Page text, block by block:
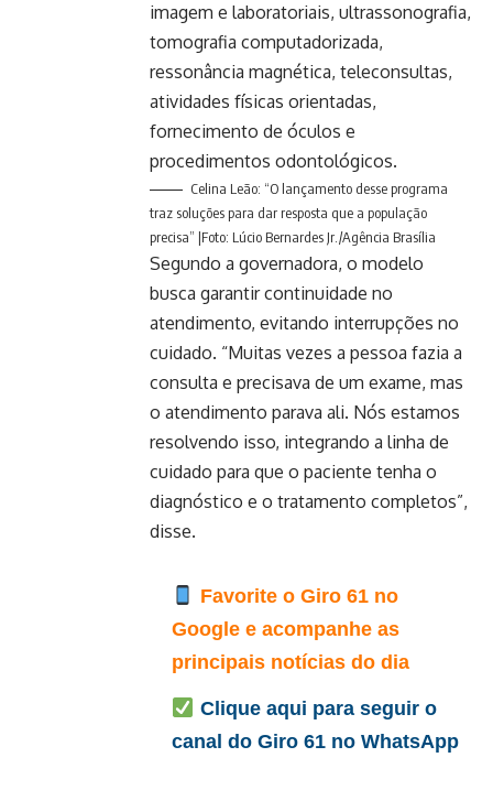
imagem e laboratoriais, ultrassonografia,
tomografia computadorizada,
ressonância magnética, teleconsultas,
atividades físicas orientadas,
fornecimento de óculos e
procedimentos odontológicos.
Celina Leão: “O lançamento desse programa
traz soluções para dar resposta que a população
precisa” |Foto: Lúcio Bernardes Jr./Agência Brasília
Segundo a governadora, o modelo
busca garantir continuidade no
atendimento, evitando interrupções no
cuidado. “Muitas vezes a pessoa fazia a
consulta e precisava de um exame, mas
o atendimento parava ali. Nós estamos
resolvendo isso, integrando a linha de
cuidado para que o paciente tenha o
diagnóstico e o tratamento completos”,
disse.
Favorite o Giro 61 no
Google e acompanhe as
principais notícias do dia
Clique aqui para seguir o
canal do Giro 61 no WhatsApp